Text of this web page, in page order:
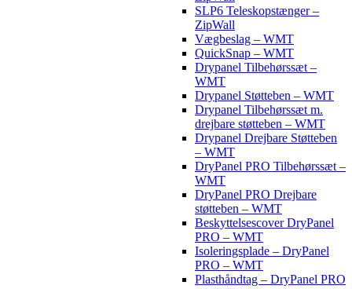
SLP6 Teleskopstænger –
ZipWall
Vægbeslag – WMT
QuickSnap – WMT
Drypanel Tilbehørssæt –
WMT
Drypanel Støtteben – WMT
Drypanel Tilbehørssæt m.
drejbare støtteben – WMT
Drypanel Drejbare Støtteben
– WMT
DryPanel PRO Tilbehørssæt –
WMT
DryPanel PRO Drejbare
støtteben – WMT
Beskyttelsescover DryPanel
PRO – WMT
Isoleringsplade – DryPanel
PRO – WMT
Plasthåndtag – DryPanel PRO